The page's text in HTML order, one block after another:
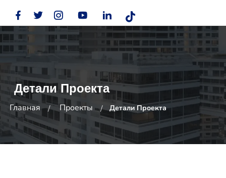
Детали Проекта
Главная Проекты Детали Проекта